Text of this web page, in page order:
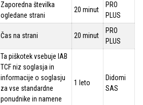
Zaporedna številka
ogledane strani
20 minut
PRO
PLUS
Čas na strani 20 minut
PRO
PLUS
Ta piškotek vsebuje IAB
TCF niz soglasja in
informacije o soglasju
za vse standardne
ponudnike in namene
1 leto
Didomi
SAS